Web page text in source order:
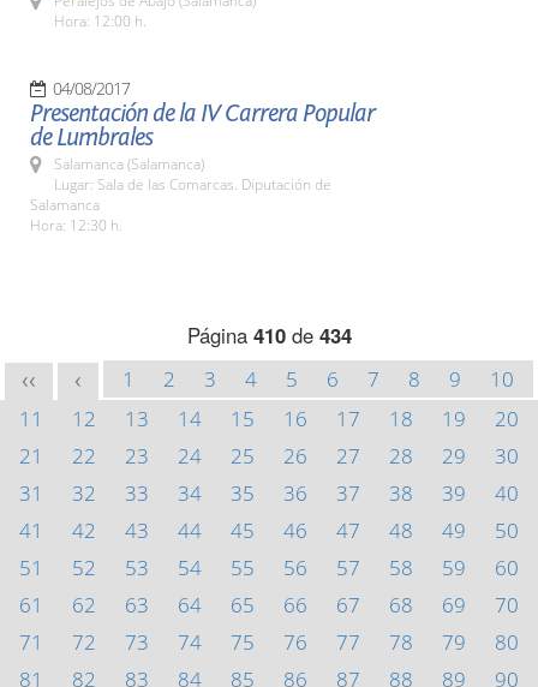
Hora: 12:00 h.
04/08/2017
Presentación de la IV Carrera Popular
de Lumbrales
Salamanca (Salamanca)
Lugar: Sala de las Comarcas. Diputación de
Salamanca
Hora: 12:30 h.
Página 410de 434
<< < 1 2 3 4 5 6 7 8 9
10
11
12 13 14 15 16 17 18 19
20
21
22 23 24 25 26 27 28 29
30
31
32 33 34 35 36 37 38 39
40
41
42 43 44 45 46 47 48 49
50
51
52 53 54 55 56 57 58 59
60
61
62 63 64 65 66 67 68 69
70
71
72 73 74 75 76 77 78 79
80
81
82 83 84 85 86 87 88 89
90